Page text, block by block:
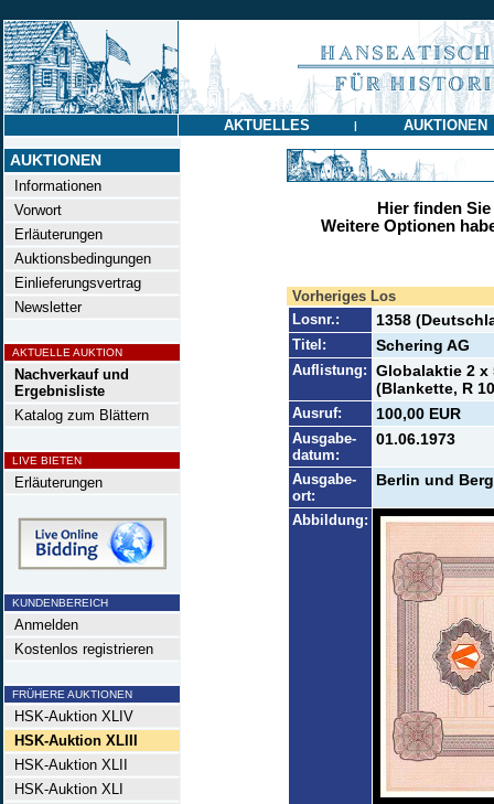
AKTUELLES | AUKTIONEN
AUKTIONEN
Informationen
Vorwort
Erläuterungen
Auktionsbedingungen
Einlieferungsvertrag
Newsletter
AKTUELLE AUKTION
Nachverkauf und
Ergebnisliste
Katalog zum Blättern
LIVE BIETEN
Erläuterungen
KUNDENBEREICH
Anmelden
Kostenlos registrieren
FRÜHERE AUKTIONEN
HSK-Auktion XLIV
HSK-Auktion XLIII
HSK-Auktion XLII
HSK-Auktion XLI
Hier finden
Weitere Optionen
Vorheriges Los
Losnr.:
1358
Titel: Schering AG
Auflistung: Globalaktie 2 x
(Blankette, R
Ausruf: 100,00 EUR
Ausgabe-
datum:
01.06.1973
Ausgabe-
ort:
Berlin und
Abbildung: